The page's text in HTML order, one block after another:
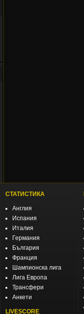
СТАТИСТИКА
Англия
Испания
Италия
Германия
България
Франция
Шампионска лига
Лига Европа
Трансфери
Анкети
LIVESCORE